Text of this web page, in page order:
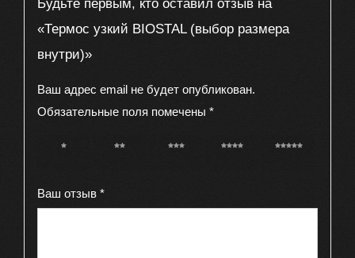
«Термос узкий BIOSTAL (выбор размера
внутри)»
Ваш адрес email не будет опубликован.
Обязательные поля помечены *
1 из 5
2 из 5
3 из 5
4 из 5
5 из 5
Ваш отзыв *